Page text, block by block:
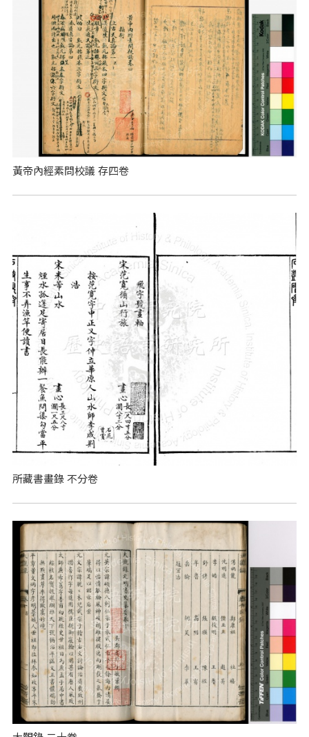
黃帝內經素問校議 存四卷
所藏書畫錄 不分卷